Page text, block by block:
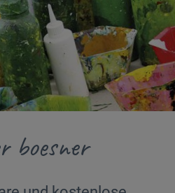
boesner